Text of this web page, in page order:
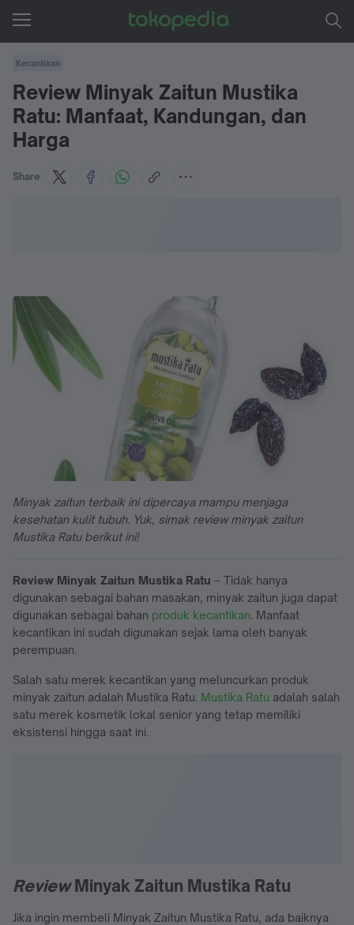
Kecantikan
Review Minyak Zaitun Mustika
Ratu: Manfaat, Kandungan, dan
Harga
Share
Minyak zaitun terbaik ini dipercaya mampu menjaga
kesehatan kulit tubuh. Yuk, simak review minyak zaitun
Mustika Ratu berikut ini!
Review Minyak Zaitun Mustika Ratu – Tidak hanya
digunakan sebagai bahan masakan, minyak zaitun juga dapat
digunakan sebagai bahan produk kecantikan. Manfaat
kecantikan ini sudah digunakan sejak lama oleh banyak
perempuan.
Salah satu merek kecantikan yang meluncurkan produk
minyak zaitun adalah Mustika Ratu. Mustika Ratu adalah salah
satu merek kosmetik lokal senior yang tetap memiliki
eksistensi hingga saat ini.
ReviewMinyak Zaitun Mustika Ratu
Jika ingin membeli Minyak Zaitun Mustika Ratu, ada baiknya